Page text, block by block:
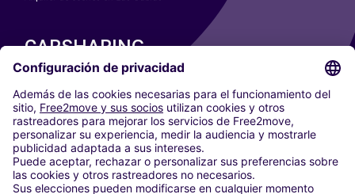
CARSHARING
NUESTRAS CIUDADES
Paris
Madrid
Washington DC
Milán
Roma
Turín
Viena